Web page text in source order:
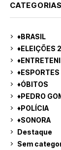
CATEGORIAS
♦BRASIL
♦ELEIÇÕES
♦ESPORTES
♦ÓBITOS
♦PEDRO
♦POLÍCIA
♦SONORA
Destaque
Sem